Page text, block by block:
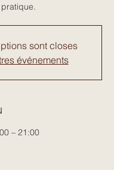
pratique.
sont closes
événements
– 21:00